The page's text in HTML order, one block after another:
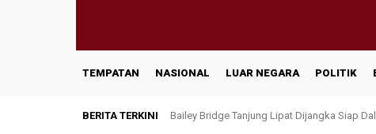
TEMPATAN NASIONAL LUAR NEGARA POLITIK
BERITA TERKINI Bailey Bridge Tanjung Lipat Dijangka Siap